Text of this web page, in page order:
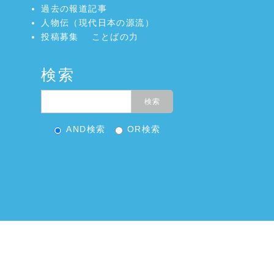
過去の報道記事
人物伝（現代日本の源流）
投稿募集
ことばの力
検索
AND検索 OR検索